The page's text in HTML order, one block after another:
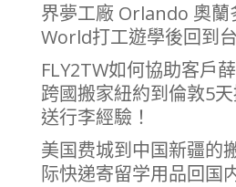
界夢工廠 Orlando 奧
World打工遊學後回到
FLY2TW如何協助客戶
跨國搬家紐約到倫敦5
送行李經驗！
美国费城到中国新疆的
际快递寄留学用品回国